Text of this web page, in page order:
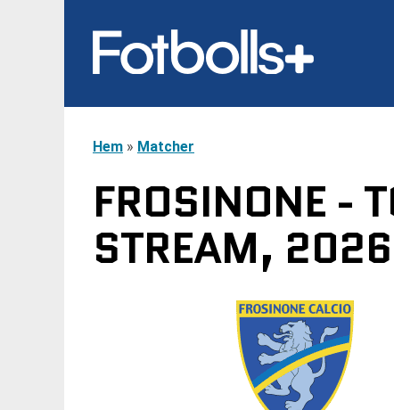
Hem » Matcher
FROSINONE -
STREAM, 2026